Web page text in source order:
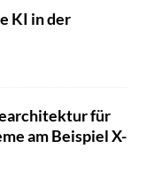
KI in der
für
am Beispiel X-